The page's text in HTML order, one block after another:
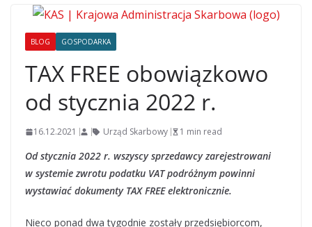
BLOG GOSPODARKA
TAX FREE obowiązkowo
od stycznia 2022 r.
16.12.2021 Urząd Skarbowy 1 min read
Od stycznia 2022 r. wszyscy sprzedawcy zarejestrowani
w systemie zwrotu podatku VAT podróżnym powinni
wystawiać dokumenty TAX FREE elektronicznie.
Nieco ponad dwa tygodnie zostały przedsiębiorcom,